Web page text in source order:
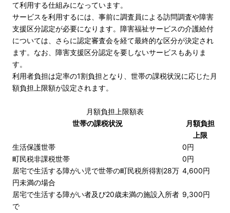
て利用する仕組みになっています。
サービスを利用するには、事前に調査員による訪問調査や障害
支援区分認定が必要になります。障害福祉サービスの介護給付
については、さらに認定審査会を経て最終的な区分が決定され
ます。なお、障害支援区分認定を要しないサービスもありま
す。
利用者負担は定率の1割負担となり、世帯の課税状況に応じた月
額負担上限額が設定されます。
月額負担上限額表
世帯の課税状況
月額負担
上限
生活保護世帯
0円
町民税非課税世帯
0円
居宅で生活する障がい児で世帯の町民税所得割28万
円未満の場合
4,600円
居宅で生活する障がい者及び20歳未満の施設入所者
で
9,300円